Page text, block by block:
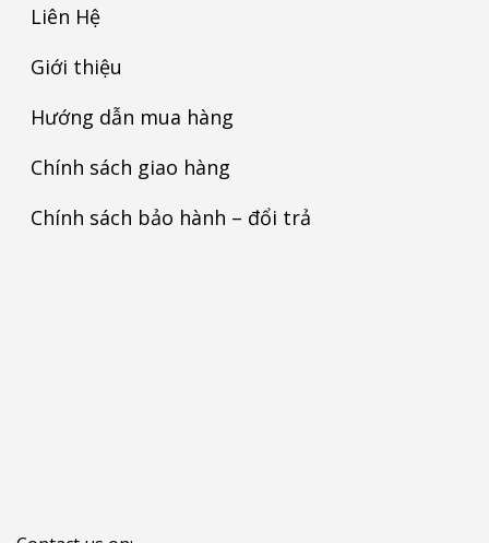
Liên Hệ
Giới thiệu
Hướng dẫn mua hàng
Chính sách giao hàng
Chính sách bảo hành – đổi trả